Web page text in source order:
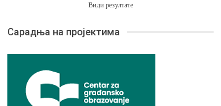
Види резултате
Сарадња на пројектима